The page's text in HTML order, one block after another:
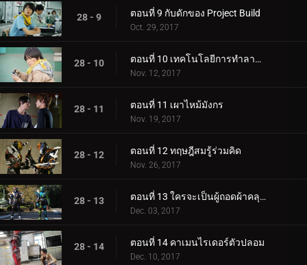
28 - 9 ตอนที่ 9 กับดักของ Project Build
Oct. 29, 2017
28 - 10 ตอนที่ 10 เทคโนโลยีการทำลายล้าง
Nov. 12, 2017
28 - 11 ตอนที่ 11 เผาไหม้มังกร
Nov. 19, 2017
28 - 12 ตอนที่ 12 ทฤษฎีสมรู้ร่วมคิด
Nov. 26, 2017
28 - 13 ตอนที่ 13 ใครจะเป็นผู้ถอดผ้าคลุมหน้าออก?
Dec. 03, 2017
28 - 14 ตอนที่ 14 คาเมนไรเดอร์ตัวปลอม
Dec. 10, 2017